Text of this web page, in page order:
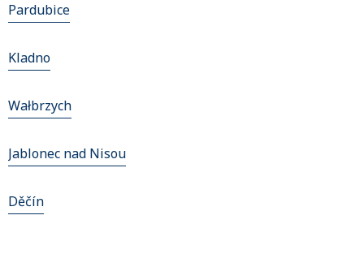
Pardubice
Kladno
Wałbrzych
Jablonec nad Nisou
Děčín